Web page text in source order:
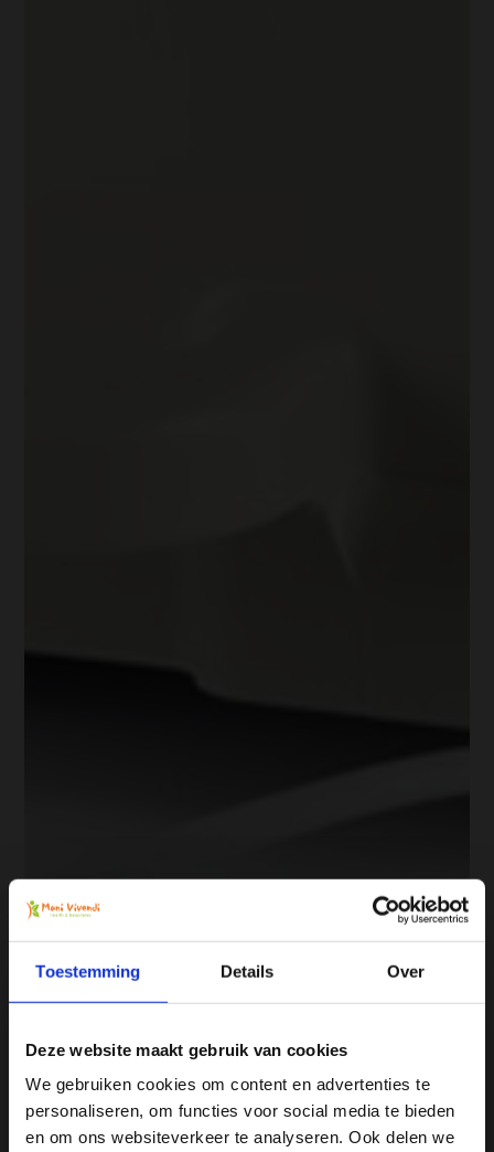
Toestemming Details Over
Deze website maakt gebruik van cookies
We gebruiken cookies om content en advertenties te
personaliseren, om functies voor social media te bieden
en om ons websiteverkeer te analyseren. Ook delen we
Ja, ik wil 5% korting op mijn